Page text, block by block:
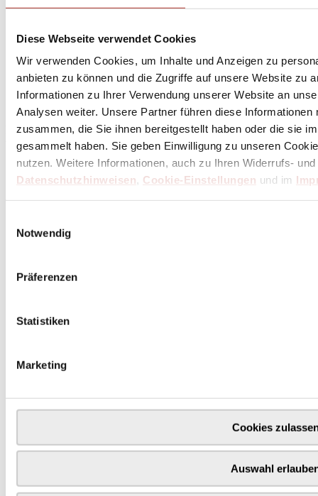
Diese Webseite verwendet Cookies
Wir verwenden Cookies, um Inhalte und Anzeigen zu
anbieten zu können und die Zugriffe auf unsere Website zu
Informationen zu Ihrer Verwendung unserer Website an
Analysen weiter. Unsere Partner führen diese
zusammen, die Sie ihnen bereitgestellt haben oder die sie
gesammelt haben. Sie geben Einwilligung zu unseren
nutzen. Weitere Informationen, auch zu Ihren Widerrufs-
Datenschutzhinweisen, Cookie-Einstellungen und im
Notwendig
Präferenzen
Statistiken
Marketing
Cookies
Auswahl
Abonnierehier
den Butch Newsletter
* Dein persönlicher Gutschein ist ab einem Bestellwert von 100,- Euro, nach Abzug der
Retouren und Stornierungen, gültig. Preisangaben inkl. gesetzl. MwSt. zzgl. Service- und
Versandkosten. Eine Barauszahlung ist nicht möglich.
Unser Dankeschön für deinen Einkauf ab 100 €